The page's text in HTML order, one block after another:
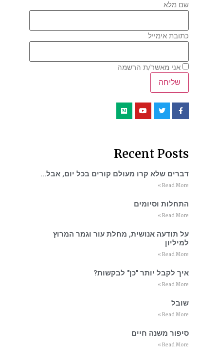
שם מלא
כתובת אימייל
אני מאשר/ת הרשמה
Recent Posts
דברים שלא קרו מעולם קורים בכל יום, אבל…
Read More »
התחלות וסיומים
Read More »
על תודעה אנושית, מחלת עור וגמר המרוץ
למיליון
Read More »
איך לקבל יותר "כן" לבקשות?
Read More »
שובל
Read More »
סיפור משנה חיים
Read More »